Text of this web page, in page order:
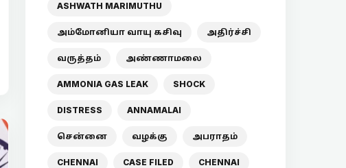
ASHWATH MARIMUTHU
அம்மோனியா வாயு கசிவு அதிர்ச்சி
வருத்தம் அண்ணாமலை
AMMONIA GAS LEAK SHOCK
DISTRESS ANNAMALAI
சென்னை வழக்கு அபராதம்
CHENNAI CASE FILED CHENNAI